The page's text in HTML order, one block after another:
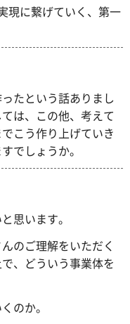
現に繋げていく、第一
たという話ありまし
は、この他、考えて
こう作り上げていき
でしょうか。
思います。
のご理解をいただく
、どういう事業体を
のか。